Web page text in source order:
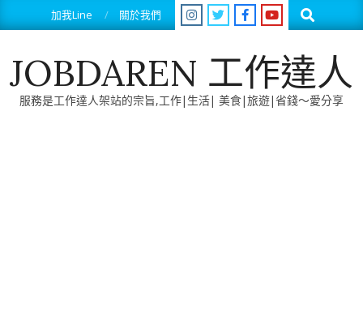
to
加我Line 關於我們 Search
JOBDAREN 工作達人
服務是工作達人架站的宗旨,工作|生活| 美食|旅遊|省錢～愛分享